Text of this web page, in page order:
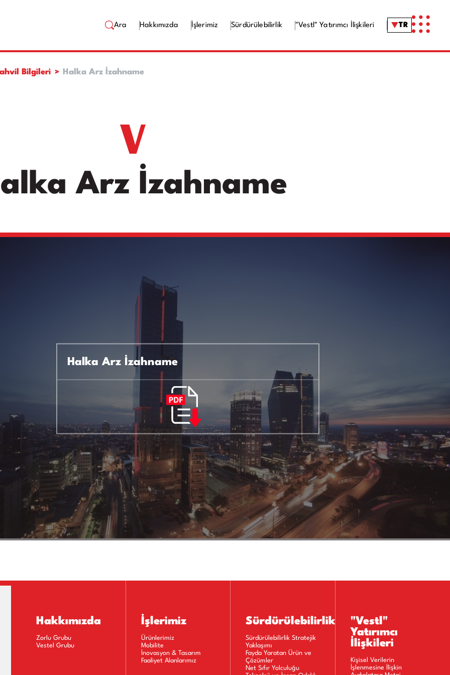
Ara Hakkımızda İşlerimiz Sürdürülebilirlik "Vestl" Yatırımcı İlişkileri TR
Bilgileri Halka Arz İzahname
Arz İzahname
Sermaye Artırımı ve Temettü Halka Arz İzahname
Halka Arz İzahname
Hakkımızda
Zorlu Grubu
Vestel Grubu
İşlerimiz
Ürünlerimiz
Mobilite
İnovasyon & Tasarım
Faaliyet Alanlarımız
Sürdürülebilirlik
Sürdürülebilirlik Stratejik
Yaklaşımı
Fayda Yaratan Ürün ve
Çözümler
Net Sıfır Yolculuğu
"Vestl"
Yatırımcı
İlişkileri
Kişisel Verilerin
İşlenmesine İlişkin